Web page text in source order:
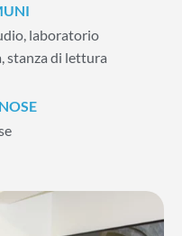
laboratorio
stanza di lettura